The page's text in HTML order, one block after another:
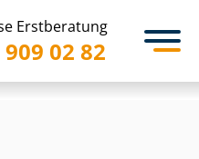
Erstberatung
02 82